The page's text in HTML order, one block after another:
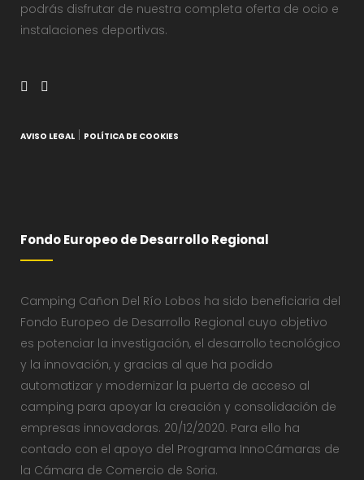
podrás disfrutar de nuestra completa oferta de ocio e
instalaciones deportivas.
AVISO LEGAL POLÍTICA DE COOKIES
Fondo Europeo de Desarrollo Regional
Camping Cañon Del Río Lobos ha sido beneficiaria del
Fondo Europeo de Desarrollo Regional cuyo objetivo
es potenciar la investigación, el desarrollo tecnológico
y la innovación, y gracias al que ha podido
automatizar y modernizar la puerta de acceso al
camping para apoyar la creación y consolidación de
empresas innovadoras. 20/12/2020. Para ello ha
contado con el apoyo del Programa InnoCámaras de
la Cámara de Comercio de Soria.